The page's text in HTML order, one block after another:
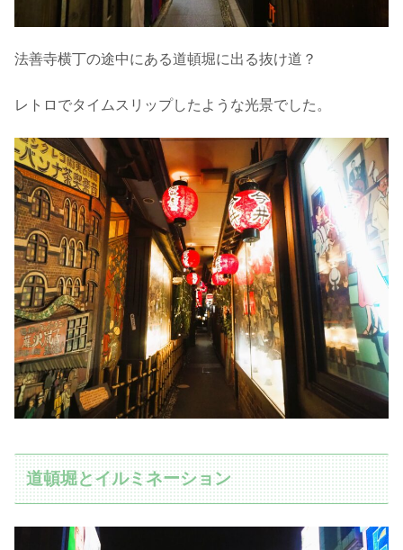
法善寺横丁の途中にある道頓堀に出る抜け道？
レトロでタイムスリップしたような光景でした。
道頓堀とイルミネーション